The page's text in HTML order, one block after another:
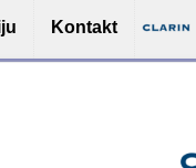
Kontakt